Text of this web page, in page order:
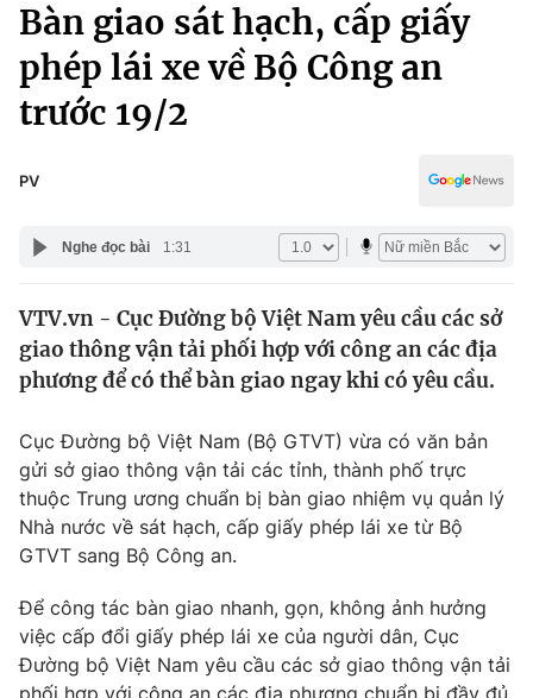
Chuyên mục
Chính trị
Thế giới
Thế giới đó đây
Câu chuyện quốc tế
Kinh tế
Tài chính
Thị trường
Góc doanh nghiệp
Dữ liệu và đời sống
Truyền hình
Phim VTV
Hậu trường
Giải trí
Điện ảnh
Pháp luật
Kinh tế
Thể thao
Truyền hình
Văn hóa - Giải trí
Giáo dục
Bàn giao sát hạch, cấp giấy
phép lái xe về Bộ Công an
trước 19/2
PV
Nghe đọc bài 1:31
VTV.vn - Cục Đường bộ Việt Nam yêu cầu các sở
giao thông vận tải phối hợp với công an các địa
phương để có thể bàn giao ngay khi có yêu cầu.
Cục Đường bộ Việt Nam (Bộ GTVT) vừa có văn bản
gửi sở giao thông vận tải các tỉnh, thành phố trực
thuộc Trung ương chuẩn bị bàn giao nhiệm vụ quản lý
Nhà nước về sát hạch, cấp giấy phép lái xe từ Bộ
GTVT sang Bộ Công an.
Để công tác bàn giao nhanh, gọn, không ảnh hưởng
việc cấp đổi giấy phép lái xe của người dân, Cục
Đường bộ Việt Nam yêu cầu các sở giao thông vận tải
phối hợp với công an các địa phương chuẩn bị đầy đủ